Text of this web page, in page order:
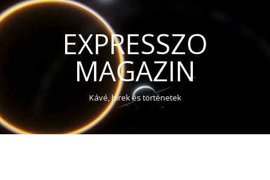
EXPRESSZO
MAGAZIN
Kávé, hírek és történetek